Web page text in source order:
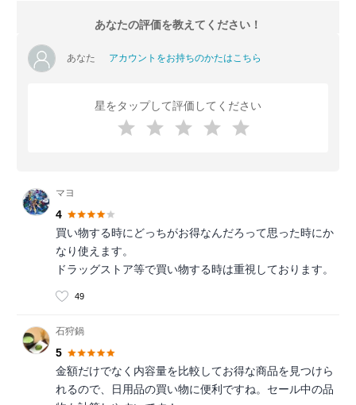
あなたの評価を教えてください！
あなた アカウントをお持ちのかたはこちら
星をタップして評価してください
マヨ
4
買い物する時にどっちがお得なんだろって思った時にか
なり使えます。
ドラッグストア等で買い物する時は重視しております。
49
石狩鍋
5
金額だけでなく内容量を比較してお得な商品を見つけら
れるので、日用品の買い物に便利ですね。セール中の品